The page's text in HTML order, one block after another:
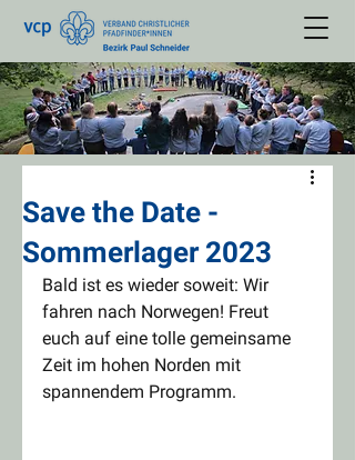
Save the Date -
Sommerlager 2023
Bald ist es wieder soweit: Wir
fahren nach Norwegen! Freut
euch auf eine tolle gemeinsame
Zeit im hohen Norden mit
spannendem Programm.